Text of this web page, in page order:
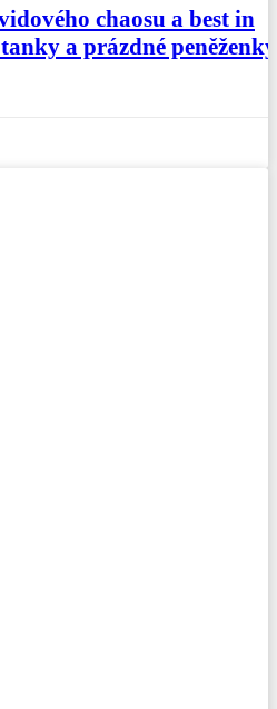
chaosu a best in
a prázdné peněženky